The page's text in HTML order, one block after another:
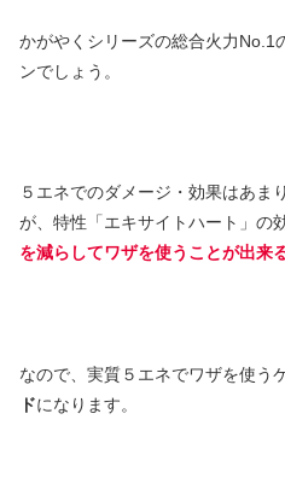
かがやくシリーズの総合火力No.1
ンでしょう。
５エネでのダメージ・効果はあま
が、特性「エキサイトハート」の
を減らしてワザを使うことが出来
なので、実質５エネでワザを使う
ドになります。